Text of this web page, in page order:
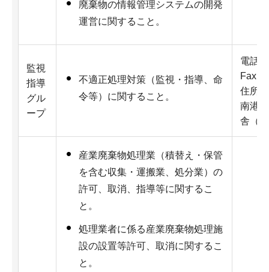
廃棄物の情報管理システムの開発
運営に関すること。
監視
指導
グル
ープ
不適正処理対策（監視・指導、命
令等）に関すること。
電話
Fax：
住所
南港
舎（
産業廃棄物処理業（積替え・保管
を含む収集・運搬業、処分業）の
許可、取消、指導等に関するこ
と。
処理業者に係る産業廃棄物処理施
設の設置等許可、取消に関するこ
と。